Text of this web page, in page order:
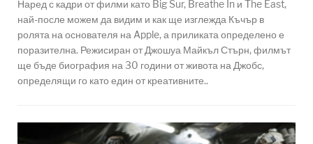
Наред с кадри от филми като Big Sur, Breathe In и The East,
най-после можем да видим и как ще изглежда Къчър в
ролята на основателя на Apple, а приликата определено е
поразителна. Режисиран от Джошуа Майкъл Стърн, филмът
ще бъде биография на 30 години от живота на Джобс,
определящи го като един от креативните..